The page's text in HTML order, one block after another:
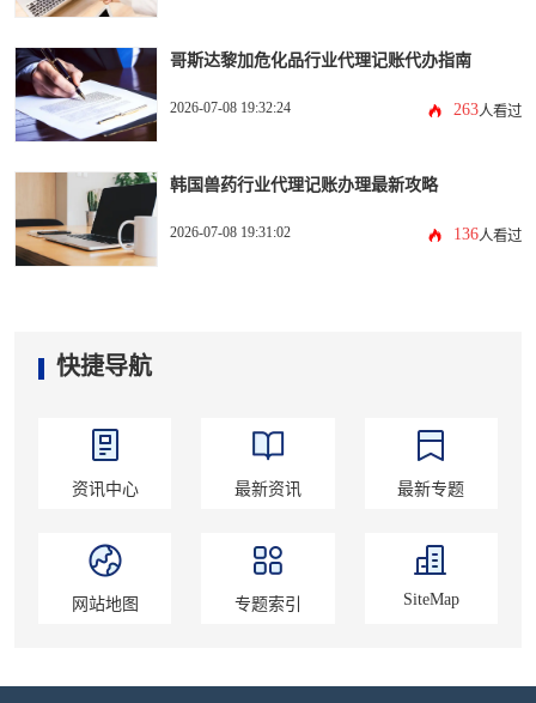
哥斯达黎加危化品行业代理记账代办指南
2026-07-08 19:32:24 263人看过
韩国兽药行业代理记账办理最新攻略
2026-07-08 19:31:02 136人看过
快捷导航
资讯中心 最新资讯 最新专题
网站地图 专题索引 SiteMap